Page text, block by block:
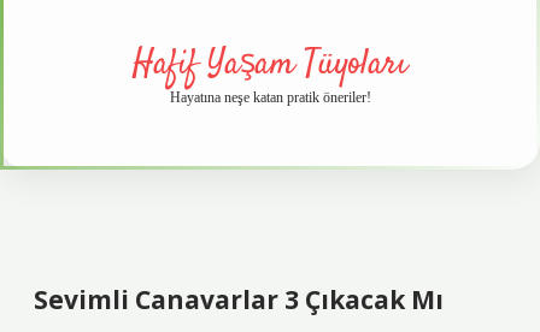
Hafif Yaşam Tüyoları
Hayatına neşe katan pratik öneriler!
Sevimli Canavarlar 3 Çıkacak Mı